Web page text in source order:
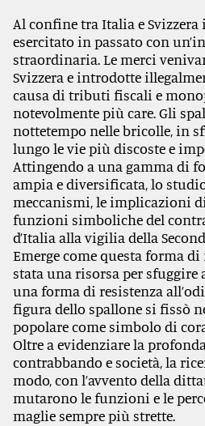
Al confine tra Italia e
esercitato in passato con
straordinaria. Le merci
Svizzera e introdotte
causa di tributi fiscali e
notevolmente più care. Gli
nottetempo nelle bricolle, in
lungo le vie più discoste e
Attingendo a una gamma di
ampia e diversificata, lo
meccanismi, le implicazioni
funzioni simboliche del
d’Italia alla vigilia della
Emerge come questa forma
stata una risorsa per sfuggire
una forma di resistenza
figura dello spallone si fissò
popolare come simbolo di
Oltre a evidenziare la
contrabbando e società, la
modo, con l’avvento della
mutarono le funzioni e le
maglie sempre più strette.